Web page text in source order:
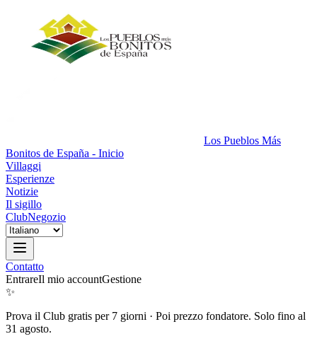
Los Pueblos Más
Bonitos de España - Inicio
Villaggi
Esperienze
Notizie
Il sigillo
ClubNegozio
Contatto
EntrareIl mio accountGestione
✨
Prova il Club gratis per 7 giorni · Poi prezzo fondatore. Solo fino al
31 agosto.